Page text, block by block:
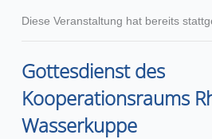
Diese Veranstaltung hat bereits
Gottesdienst des
Kooperationsraums
Wasserkuppe